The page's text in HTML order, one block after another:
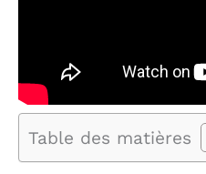
Table des matières